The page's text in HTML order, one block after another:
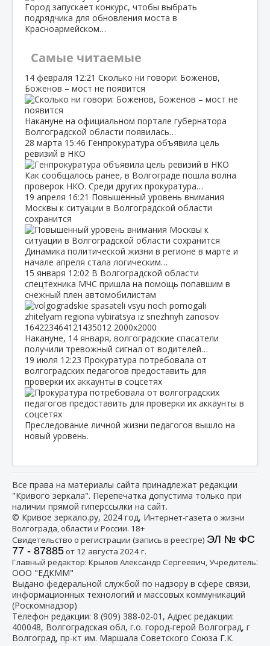
Город запускает конкурс, чтобы выбрать
подрядчика для обновления моста в
Красноармейском…
Самые читаемые
14 февраля 12:21 Сколько ни говори: Боженов,
Боженов – мост не появится
Накануне на официальном портале губернатора
Волгоградской области появилась…
28 марта 15:46 Генпрокуратура объявила цель
ревизий в НКО
Как сообщалось ранее, в Волгограде пошла волна
проверок НКО. Среди других прокуратура…
19 апреля 16:21 Повышенный уровень внимания
Москвы к ситуации в Волгоградской области
сохранится
Динамика политической жизни в регионе в марте и
начале апреля стала логическим…
15 января 12:02 В Волгоградской области
спецтехника МЧС пришла на помощь попавшим в
снежный плен автомобилистам
Накануне, 14 января, волгоградские спасатели
получили тревожный сигнал от водителей…
19 июля 12:23 Прокуратура потребовала от
волгоградских педагогов предоставить для
проверки их аккаунты в соцсетях
Преследование личной жизни педагогов вышло на
новый уровень.
Все права на материалы сайта принадлежат редакции
"Кривого зеркала". Перепечатка допустима только при
наличии прямой гиперссылки на сайт.
© Кривое зеркало.ру, 2024 год, Интернет-газета о жизни
Волгограда, области и России. 18+
Свидетельство о регистрации (запись в реестре) ЭЛ № ФС
77 - 87885от 12 августа 2024 г.
Главный редактор: Крылов Александр Сергеевич, Учредитель:
ООО "ЕДКММ"
Выдано федеральной службой по надзору в сфере связи,
информационных технологий и массовых коммуникаций
(Роскомнадзор)
Телефон редакции: 8 (909) 388-02-01 , Адрес редакции:
400048, Волгоградская обл, г.о. город-герой Волгоград, г
Волгоград, пр-кт им. Маршала Советского Союза Г.К.